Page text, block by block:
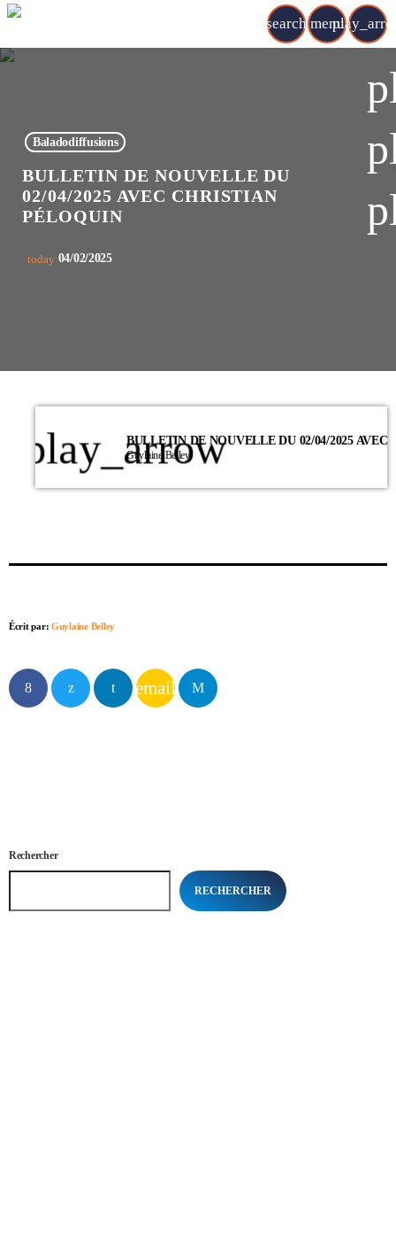
search menu
Baladodiffusions
BULLETIN DE NOUVELLE DU
02/04/2025 AVEC CHRISTIAN
PÉLOQUIN
today 04/02/2025
play_arrow
Guylaine Belley
Écrit par:Guylaine Belley
email
Rechercher
RECHERCHER